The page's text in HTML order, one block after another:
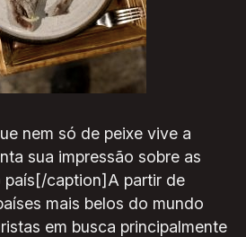
nem só de peixe vive a
sua impressão sobre as
país[/caption]A partir de
mais belos do mundo
em busca principalmente